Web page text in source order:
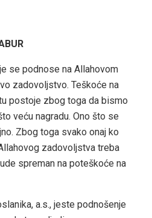
se podnose na Allahovom
zadovoljstvo. Teškoće na
postoje zbog toga da bismo
veću nagradu. Ono što se
Zbog toga svako onaj ko
zadovoljstva treba
spreman na poteškoće na
a.s., jeste podnošenje